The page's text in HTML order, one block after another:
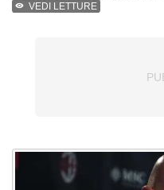
VEDI LETTURE